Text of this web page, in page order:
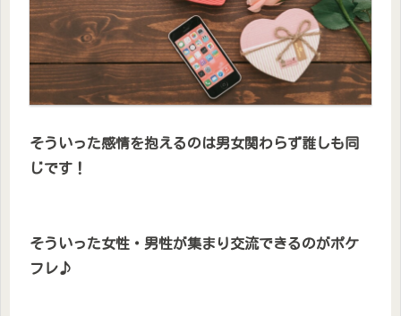
そういった感情を抱えるのは男女関わらず誰しも同
じです！
そういった女性・男性が集まり交流できるのがポケ
フレ♪